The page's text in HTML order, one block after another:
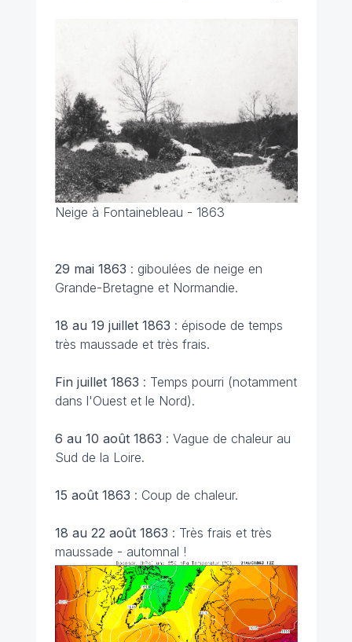
Neige à Fontainebleau - 1863
29 mai 1863 : giboulées de neige en
Grande-Bretagne et Normandie.
18 au 19 juillet 1863 : épisode de temps
très maussade et très frais.
Fin juillet 1863 : Temps pourri (notamment
dans l'Ouest et le Nord).
6 au 10 août 1863 : Vague de chaleur au
Sud de la Loire.
15 août 1863 : Coup de chaleur.
18 au 22 août 1863 : Très frais et très
maussade - automnal !